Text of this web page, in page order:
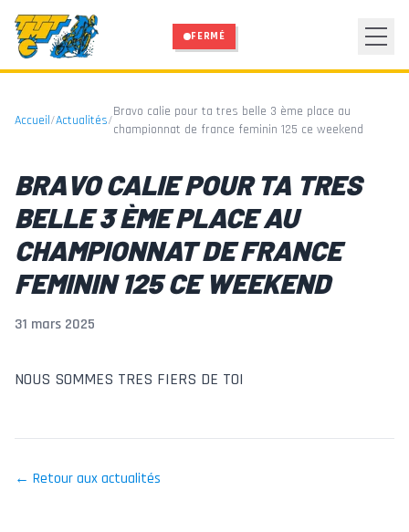
FERMÉ
Accueil/Actualités/
Bravo calie pour ta tres belle 3 ème place au
championnat de france feminin 125 ce weekend
BRAVO CALIE POUR TA TRES
BELLE 3 ÈME PLACE AU
CHAMPIONNAT DE FRANCE
FEMININ 125 CE WEEKEND
31 mars 2025
NOUS SOMMES TRES FIERS DE TOI
← Retour aux actualités